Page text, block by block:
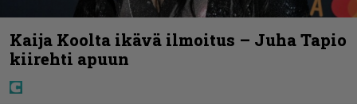
Kaija Koolta ikävä ilmoitus – Juha Tapio
kiirehti apuun